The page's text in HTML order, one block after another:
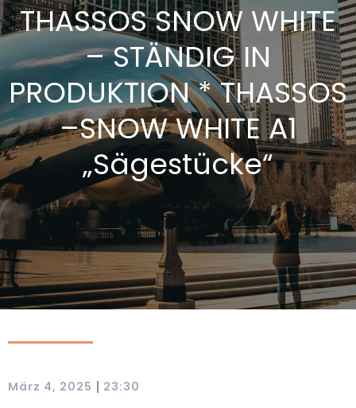
THASSOS SNOW WHITE
– STÄNDIG IN
PRODUKTION * THASSOS
–SNOW WHITE A1
„Sägestücke“
März 4, 2025 | 23:30